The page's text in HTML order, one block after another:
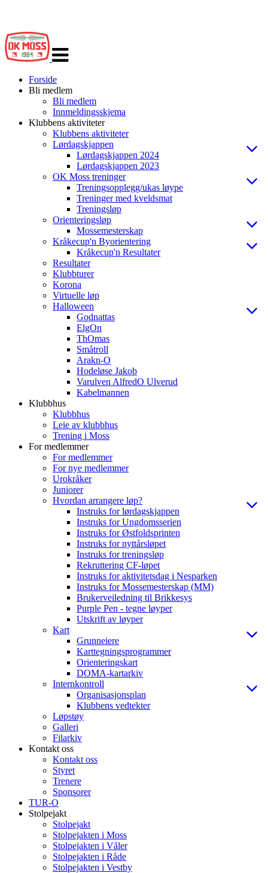
navigasjon
Forside
Bli medlem
Bli medlem
Innmeldingsskjema
Klubbens aktiviteter
Klubbens aktiviteter
Lørdagskjappen
Lørdagskjappen 2024
Lørdagskjappen 2023
OK Moss treninger
Treningsopplegg/ukas løype
Treninger med kveldsmat
Treningsløp
Orienteringsløp
Mossemesterskap
Kråkecup'n Byorientering
Kråkecup'n Resultater
Resultater
Klubbturer
Korona
Virtuelle løp
Halloween
Godnattas
ElgOn
ThOmas
Småtroll
Arakn-O
Hodeløse Jakob
Varulven AlfredO Ulverud
Kabelmannen
Klubbhus
Klubbhus
Leie av klubbhus
Trening i Moss
For medlemmer
For medlemmer
For nye medlemmer
Urokråker
Juniorer
Hvordan arrangere løp?
Instruks for lørdagskjappen
Instruks for Ungdomsserien
Instruks for Østfoldsprinten
Instruks for nyttårsløpet
Instruks for treningsløp
Rekruttering CF-løpet
Instruks for aktivitetsdag i Nesparken
Instruks for Mossemesterskap (MM)
Brukerveiledning til Brikkesys
Purple Pen - tegne løyper
Utskrift av løyper
Kart
Grunneiere
Karttegningsprogrammer
Orienteringskart
DOMA-kartarkiv
Internkontroll
Organisasjonsplan
Klubbens vedtekter
Løpstøy
Galleri
Filarkiv
Kontakt oss
Kontakt oss
Styret
Trenere
Sponsorer
TUR-O
Stolpejakt
Stolpejakt
Stolpejakten i Moss
Stolpejakten i Våler
Stolpejakten i Råde
Stolpejakten i Vestby